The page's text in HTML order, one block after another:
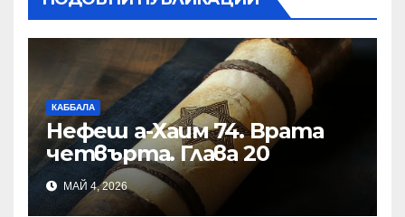
КАББАЛА
Нефеш а-Хаим 74. Врата
четвърта. Глава 20
МАЙ 4, 2026